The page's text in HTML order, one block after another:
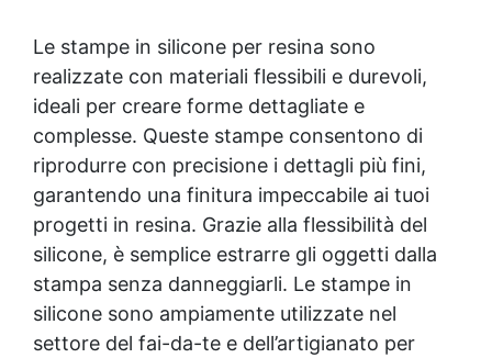
rifinite, lisce e professionali, anche per
principianti.
Le stampe in silicone per resina sono
realizzate con materiali flessibili e durevoli,
ideali per creare forme dettagliate e
complesse. Queste stampe consentono di
riprodurre con precisione i dettagli più fini,
garantendo una finitura impeccabile ai tuoi
progetti in resina. Grazie alla flessibilità del
silicone, è semplice estrarre gli oggetti dalla
stampa senza danneggiarli. Le stampe in
silicone sono ampiamente utilizzate nel
settore del fai-da-te e dell’artigianato per